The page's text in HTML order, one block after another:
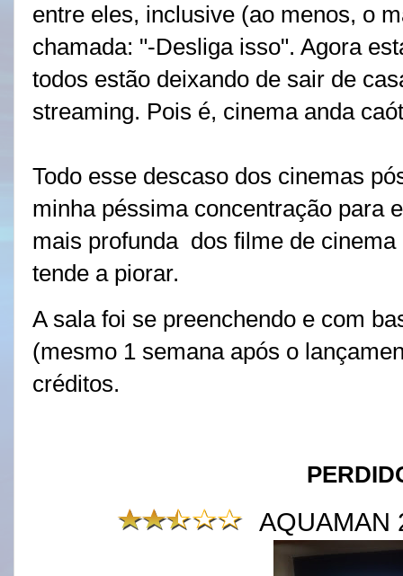
entre eles, inclusive (ao menos, o
chamada: "-Desliga isso". Agora
todos estão deixando de sair de
streaming. Pois é, cinema anda
Todo esse descaso dos cinemas
minha péssima concentração para
mais profunda dos filme de
tende a piorar.
A sala foi se preenchendo e com
(mesmo 1 semana após o
créditos.
AQUAMAN